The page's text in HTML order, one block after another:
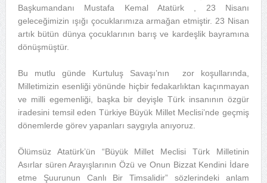
Başkumandanı Mustafa Kemal Atatürk , 23 Nisanı
geleceğimizin ışığı çocuklarımıza armağan etmiştir. 23 Nisan
artık bütün dünya çocuklarının barış ve kardeşlik bayramına
dönüşmüştür.
Bu mutlu günde Kurtuluş Savaşı’nın zor koşullarında,
Milletimizin esenliği yönünde hiçbir fedakarlıktan kaçınmayan
ve milli egemenliği, başka bir deyişle Türk insanının özgür
iradesini temsil eden Türkiye Büyük Millet Meclisi’nde geçmiş
dönemlerde görev yapanları saygıyla anıyoruz.
Ölümsüz Atatürk’ün “Büyük Millet Meclisi Türk Milletinin
Asırlar süren Arayışlarının Özü ve Onun Bizzat Kendini İdare
etme Şuurunun Canlı Bir Timsalidir” sözlerindeki anlam